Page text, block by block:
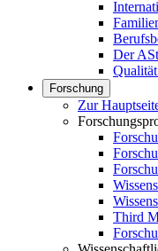
Der
Forschung
Zur
Third